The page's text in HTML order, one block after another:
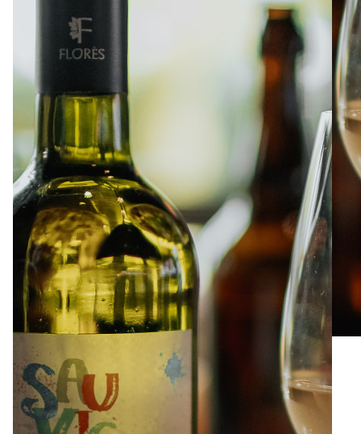
À PROPOS EMPLOIS BOUTIQUE
TRAITEUR ÉVÉNEMENTIEL
DONNER VOTRE OPINION